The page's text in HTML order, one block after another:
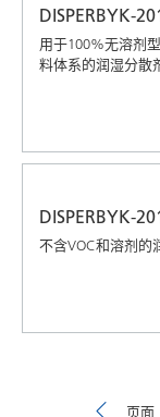
DISPERBYK-
用于100%无溶剂
料体系的润湿分散
DISPERBYK-
不含VOC和溶剂的
页面